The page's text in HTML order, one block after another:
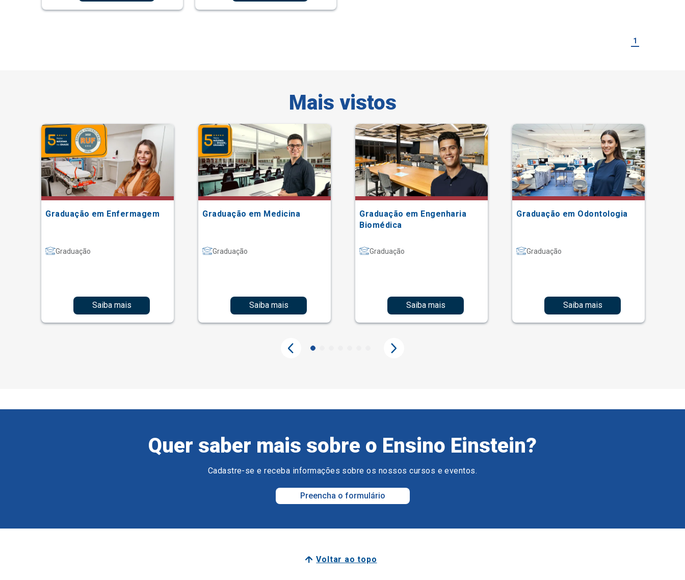
1
Mais vistos
Graduação em Enfermagem
Graduação
Saiba mais
Graduação em Medicina
Graduação
Saiba mais
Graduação em Engenharia
Biomédica
Graduação
Saiba mais
Graduação em Odontologia
Graduação
Saiba mais
Quer saber mais sobre o Ensino Einstein?
Cadastre-se e receba informações sobre os nossos cursos e eventos.
Preencha o formulário
Voltar ao topo